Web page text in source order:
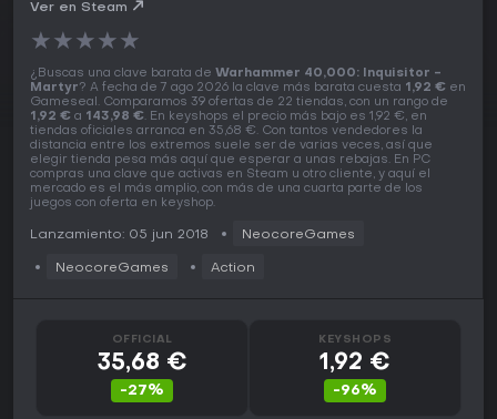
Ver en Steam
★★★★★
¿Buscas una clave barata de Warhammer 40,000: Inquisitor -
Martyr? A fecha de 7 ago 2026 la clave más barata cuesta 1,92 € en
Gameseal. Comparamos 39 ofertas de 22 tiendas, con un rango de
1,92 € a 143,98 €. En keyshops el precio más bajo es 1,92 €, en
tiendas oficiales arranca en 35,68 €. Con tantos vendedores la
distancia entre los extremos suele ser de varias veces, así que
elegir tienda pesa más aquí que esperar a unas rebajas. En PC
compras una clave que activas en Steam u otro cliente, y aquí el
mercado es el más amplio, con más de una cuarta parte de los
juegos con oferta en keyshop.
Lanzamiento: 05 jun 2018 NeocoreGames
NeocoreGames Action
OFFICIAL
35,68 €
-27%
KEYSHOPS
1,92 €
-96%